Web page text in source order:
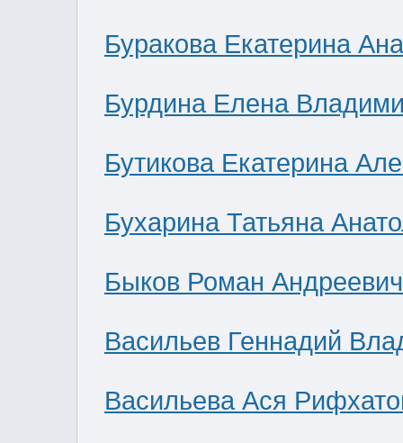
Буракова Екатерина
Бурдина Елена
Бутикова Екатерина
Бухарина Татьяна
Быков Роман Андреевич
Васильев Геннадий
Васильева Ася